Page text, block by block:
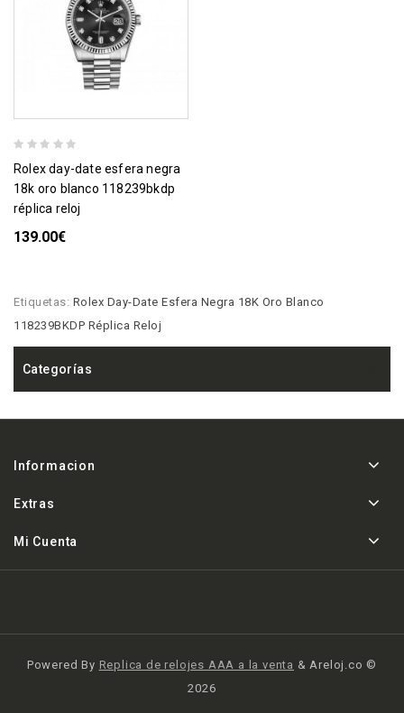
rolex day-date esfera negra
18k oro blanco 118239bkdp
réplica reloj
139.00€
Etiquetas: Rolex Day-Date Esfera Negra 18K Oro Blanco
118239BKDP Réplica Reloj
Categorías
Informacion
Extras
Mi Cuenta
Powered By Replica de relojes AAA a la venta & Areloj.co ©
2026